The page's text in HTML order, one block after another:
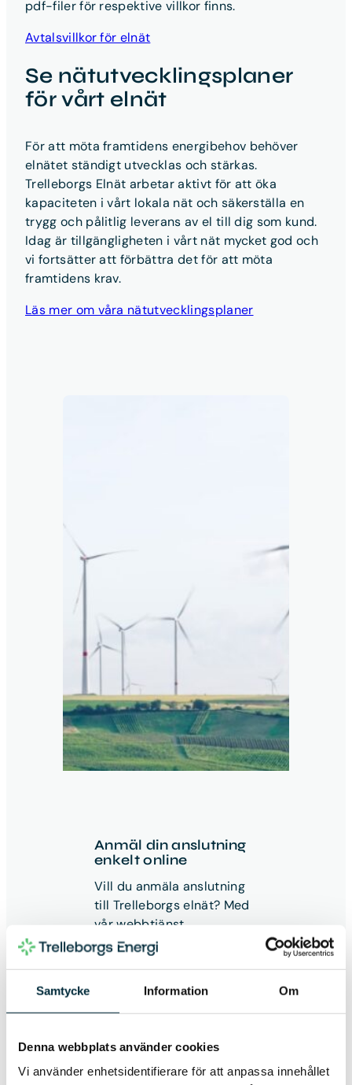
Samtycke Information Om
Denna webbplats använder cookies
Vi använder enhetsidentifierare för att anpassa innehållet
pdf-filer för respektive villkor finns.
Avtalsvillkor för elnät
Se nätutvecklingsplaner
för vårt elnät
För att möta framtidens energibehov behöver
elnätet ständigt utvecklas och stärkas.
Trelleborgs Elnät arbetar aktivt för att öka
kapaciteten i vårt lokala nät och säkerställa en
trygg och pålitlig leverans av el till dig som kund.
Idag är tillgängligheten i vårt nät mycket god och
vi fortsätter att förbättra det för att möta
framtidens krav.
Läs mer om våra nätutvecklingsplaner
Anmäl din anslutning
enkelt online
Vill du anmäla anslutning
till Trelleborgs elnät? Med
vår webbtjänst
föranmälan.nu hanterar du
handläggningstider och
mindre pappersarbete.
både dig och miljön
Läs mer om hur du gör en